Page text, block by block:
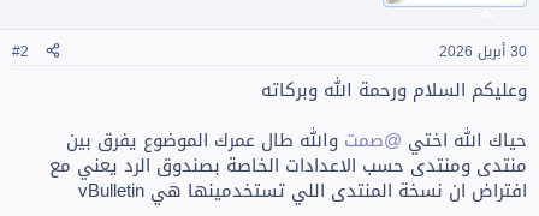
30 أبريل 2026 #2
وعليكم السلام ورحمة الله وبركاته
حياك الله اختي @صمت والله طال عمرك الموضوع يفرق بين
منتدى ومنتدى حسب الاعدادات الخاصة بصندوق الرد يعني مع
افتراض ان نسخة المنتدى اللي تستخدمينها هي vBulletin